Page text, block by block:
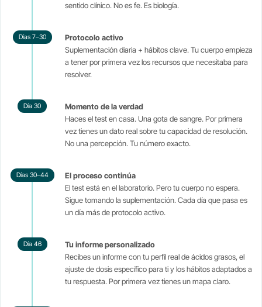
sentido clínico. No es fe. Es biología.
Días 7–30
Protocolo activo
Suplementación diaria + hábitos clave. Tu cuerpo empieza
a tener por primera vez los recursos que necesitaba para
resolver.
Día 30
Momento de la verdad
Haces el test en casa. Una gota de sangre. Por primera
vez tienes un dato real sobre tu capacidad de resolución.
No una percepción. Tu número exacto.
Días 30–44
El proceso continúa
El test está en el laboratorio. Pero tu cuerpo no espera.
Sigue tomando la suplementación. Cada día que pasa es
un día más de protocolo activo.
Día 46
Tu informe personalizado
Recibes un informe con tu perfil real de ácidos grasos, el
ajuste de dosis específico para ti y los hábitos adaptados a
tu respuesta. Por primera vez tienes un mapa claro.